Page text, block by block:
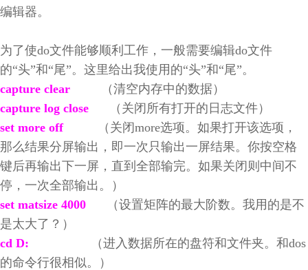
编辑器。
为了使do文件能够顺利工作，一般需要编辑do文件
的“头”和“尾”。这里给出我使用的“头”和“尾”。
capture clear （清空内存中的数据）
capture log close （关闭所有打开的日志文件）
set more off
（关闭more选项。如果打开该选项，
那么结果分屏输出，即一次只输出一屏结果。你按空格
键后再输出下一屏，直到全部输完。如果关闭则中间不
停，一次全部输出。）
set matsize 4000 （设置矩阵的最大阶数。我用的是不
是太大了？）
cd D: （进入数据所在的盘符和文件夹。和dos
的命令行很相似。）